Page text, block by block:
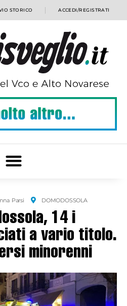
STORICO ACCEDI/REGISTRATI
Parsi DOMODOSSOLA
14 i
a vario titolo.
minorenni